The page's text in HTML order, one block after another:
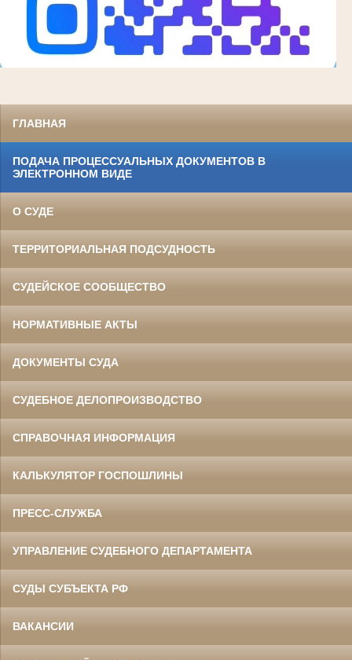
ГЛАВНАЯ
ПОДАЧА ПРОЦЕССУАЛЬНЫХ ДОКУМЕНТОВ В
ЭЛЕКТРОННОМ ВИДЕ
О СУДЕ
ТЕРРИТОРИАЛЬНАЯ ПОДСУДНОСТЬ
СУДЕЙСКОЕ СООБЩЕСТВО
НОРМАТИВНЫЕ АКТЫ
ДОКУМЕНТЫ СУДА
СУДЕБНОЕ ДЕЛОПРОИЗВОДСТВО
СПРАВОЧНАЯ ИНФОРМАЦИЯ
КАЛЬКУЛЯТОР ГОСПОШЛИНЫ
ПРЕСС-СЛУЖБА
УПРАВЛЕНИЕ СУДЕБНОГО ДЕПАРТАМЕНТА
СУДЫ СУБЪЕКТА РФ
ВАКАНСИИ